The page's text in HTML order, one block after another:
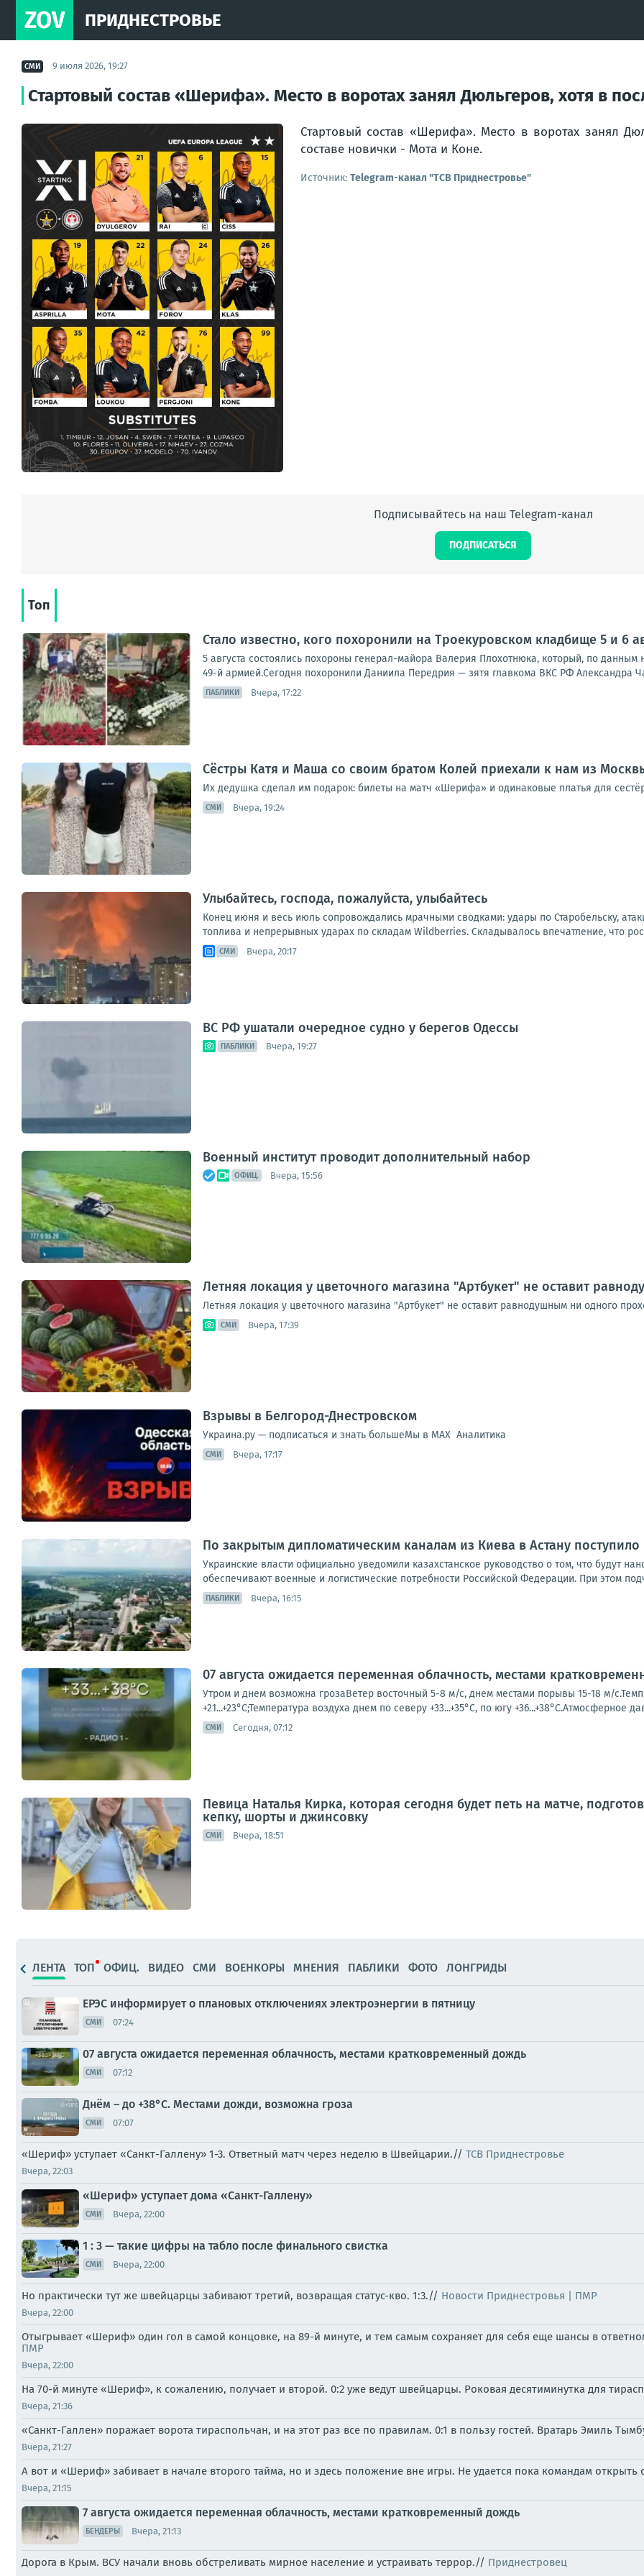
ZOV ПРИДНЕСТРОВЬЕ
СМИ 9 июля 2026, 19:27
Стартовый состав «Шерифа». Место в воротах занял Дюльгеров, хотя в
Стартовый состав «Шерифа». Место в воротах занял
составе новички - Мота и Коне.
Источник: Telegram-канал "ТСВ Приднестровье"
Подписывайтесь на наш Telegram-канал
ПОДПИСАТЬСЯ
Топ
Стало известно, кого похоронили на Троекуровском кладбище 5 и 6
5 августа состоялись похороны генерал-майора Валерия Плохотнюка, который, по
49-й армией.Сегодня похоронили Даниила Передрия — зятя главкома ВКС РФ Александра
ПАБЛИКИ Вчера, 17:22
Сёстры Катя и Маша со своим братом Колей приехали к нам из
Их дедушка сделал им подарок: билеты на матч «Шерифа» и одинаковые платья для
СМИ Вчера, 19:24
Улыбайтесь, господа, пожалуйста, улыбайтесь
Конец июня и весь июль сопровождались мрачными сводками: удары по Старобельску,
топлива и непрерывных ударах по складам Wildberries. Складывалось впечатление, что
СМИ Вчера, 20:17
ВС РФ ушатали очередное судно у берегов Одессы
ПАБЛИКИ Вчера, 19:27
Военный институт проводит дополнительный набор
ОФИЦ. Вчера, 15:56
Летняя локация у цветочного магазина "Артбукет" не оставит
Летняя локация у цветочного магазина "Артбукет" не оставит равнодушным ни одного
СМИ Вчера, 17:39
Взрывы в Белгород-Днестровском
Украина.ру — подписаться и знать большеМы в MAX Аналитика
СМИ Вчера, 17:17
По закрытым дипломатическим каналам из Киева в Астану
Украинские власти официально уведомили казахстанское руководство о том, что будут
обеспечивают военные и логистические потребности Российской Федерации. При этом
ПАБЛИКИ Вчера, 16:15
07 августа ожидается переменная облачность, местами
Утром и днем возможна грозаВетер восточный 5-8 м/с, днем местами порывы 15-18 м/
+21...+23°С;Температура воздуха днем по северу +33...+35°С, по югу +36...+38°С.Атмосферное
СМИ Сегодня, 07:12
Певица Наталья Кирка, которая сегодня будет петь на матче,
кепку, шорты и джинсовку
СМИ Вчера, 18:51
ЛЕНТА ТОП ОФИЦ. ВИДЕО СМИ ВОЕНКОРЫ МНЕНИЯ ПАБЛИКИ ФОТО ЛОНГРИДЫ
ЕРЭС информирует о плановых отключениях электроэнергии в пятницу
СМИ 07:24
07 августа ожидается переменная облачность, местами кратковременный дождь
СМИ 07:12
Днём – до +38°С. Местами дожди, возможна гроза
СМИ 07:07
«Шериф» уступает «Санкт-Галлену» 1-3. Ответный матч через неделю в Швейцарии.// ТСВ Приднестровье
Вчера, 22:03
«Шериф» уступает дома «Санкт-Галлену»
СМИ Вчера, 22:00
1 : 3 — такие цифры на табло после финального свистка
СМИ Вчера, 22:00
Но практически тут же швейцарцы забивают третий, возвращая статус-кво. 1:3.// Новости Приднестровья | ПМР
Вчера, 22:00
Отыгрывает «Шериф» один гол в самой концовке, на 89-й минуте, и тем самым сохраняет для себя еще шансы в
ПМР
Вчера, 22:00
На 70-й минуте «Шериф», к сожалению, получает и второй. 0:2 уже ведут швейцарцы. Роковая десятиминутка для
Вчера, 21:36
«Санкт-Галлен» поражает ворота тираспольчан, и на этот раз все по правилам. 0:1 в пользу гостей. Вратарь Эмиль
Вчера, 21:27
А вот и «Шериф» забивает в начале второго тайма, но и здесь положение вне игры. Не удается пока командам открыть
Вчера, 21:15
7 августа ожидается переменная облачность, местами кратковременный дождь
БЕНДЕРЫ Вчера, 21:13
Дорога в Крым. ВСУ начали вновь обстреливать мирное население и устраивать террор.// Приднестровец